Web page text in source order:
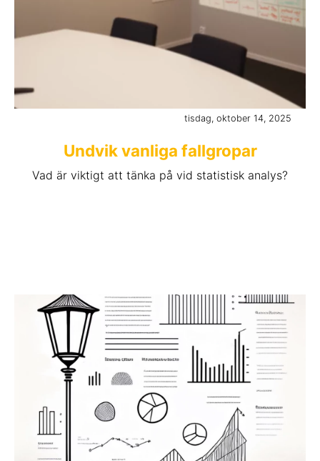
tisdag, oktober 14, 2025
Undvik vanliga fallgropar
Vad är viktigt att tänka på vid statistisk analys?